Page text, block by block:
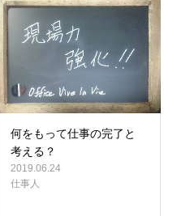
何をもって仕事の完了と
考える？
2019.06.24
仕事人